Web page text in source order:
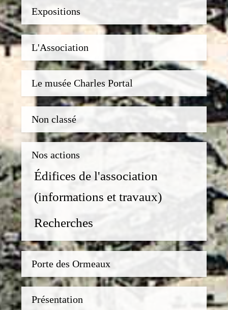
Expositions
L'Association
Le musée Charles Portal
Non classé
Nos actions
Édifices de l'association
(informations et travaux)
Recherches
Porte des Ormeaux
Présentation